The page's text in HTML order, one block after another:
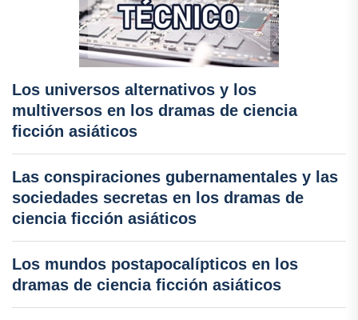
Los universos alternativos y los
multiversos en los dramas de ciencia
ficción asiáticos
Las conspiraciones gubernamentales y las
sociedades secretas en los dramas de
ciencia ficción asiáticos
Los mundos postapocalípticos en los
dramas de ciencia ficción asiáticos